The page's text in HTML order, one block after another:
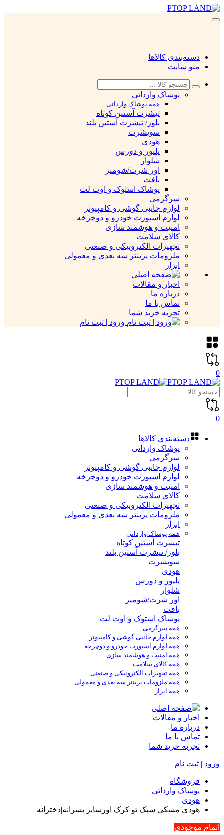
دسته‌بندی کالاها
منو سایت
پوشاک وارداتی
همه پوشاک وارداتی
تیشرت آستین کوتاه
بلوز/ تیشرت آستین بلند
سویشرت
هودی
پلیور و دورس
شلوار
اور شرت/شومیز
بافت
پوشاک استوک و اوت لت
سرگرمی
لوازم جانبی گوشی و کامپیوتر
لوازم اسپورت خودرو و دوچرخه
امنیت و هوشمند سازی
کالای سلامت
تجهیزات الکترونیکی و صنعتی
ملزومات پرینتر سه بعدی و معمولی
ابزار
اخبار و مقالات
درباره ما
تماس با ما
تجربه خرید شما
ورود | ثبت نام
0
0
دسته‌بندی کالاها
پوشاک وارداتی
سرگرمی
لوازم جانبی گوشی و کامپیوتر
لوازم اسپورت خودرو و دوچرخه
امنیت و هوشمند سازی
کالای سلامت
تجهیزات الکترونیکی و صنعتی
ملزومات پرینتر سه بعدی و معمولی
ابزار
همه پوشاک وارداتی
تیشرت آستین کوتاه
بلوز/ تیشرت آستین بلند
سویشرت
هودی
پلیور و دورس
شلوار
اور شرت/شومیز
بافت
پوشاک استوک و اوت لت
همه سرگرمی
همه لوازم جانبی گوشی و کامپیوتر
همه لوازم اسپورت خودرو و دوچرخه
همه امنیت و هوشمند سازی
همه کالای سلامت
همه تجهیزات الکترونیکی و صنعتی
همه ملزومات پرینتر سه بعدی و معمولی
همه ابزار
اخبار و مقالات
درباره ما
تماس با ما
تجربه خرید شما
ورود | ثبت نام
فروشگاه
پوشاک وارداتی
هودی
هودی مشکی سبک تو کرک اورسایز پسرانه|دخترانه
اتمام موجودی